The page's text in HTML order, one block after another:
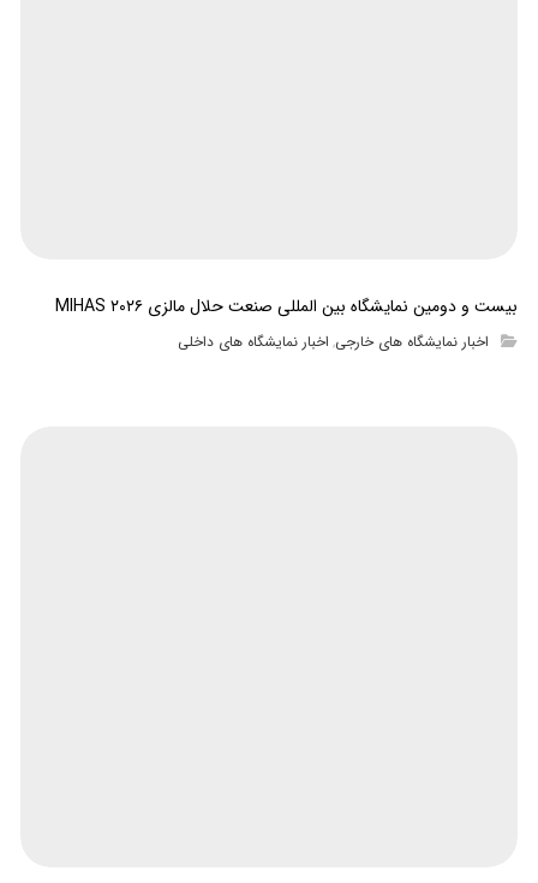
بیست و دومین نمایشگاه بین المللی صنعت حلال مالزی MIHAS ۲۰۲۶
اخبار نمایشگاه های خارجی, اخبار نمایشگاه های داخلی